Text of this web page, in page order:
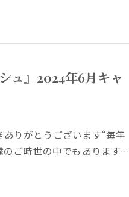
ュ』2024年6月キャ
りがとうございます“毎年
のご時世の中でもあります…